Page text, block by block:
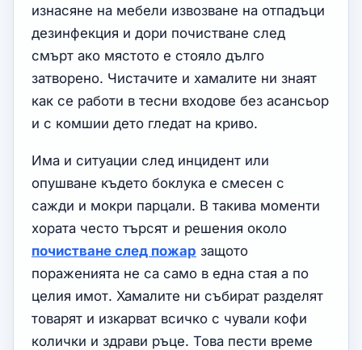
изнасяне на мебели извозване на отпадъци
дезинфекция и дори почистване след
смърт ако мястото е стояло дълго
затворено. Чистачите и хамалите ни знаят
как се работи в тесни входове без асансьор
и с комшии дето гледат на криво.
Има и ситуации след инцидент или
опушване където боклука е смесен с
сажди и мокри парцали. В такива моменти
хората често търсят и решения около
почистване след пожар защото
пораженията не са само в една стая а по
целия имот. Хамалите ни събират разделят
товарят и изкарват всичко с чували кофи
колички и здрави ръце. Това пести време